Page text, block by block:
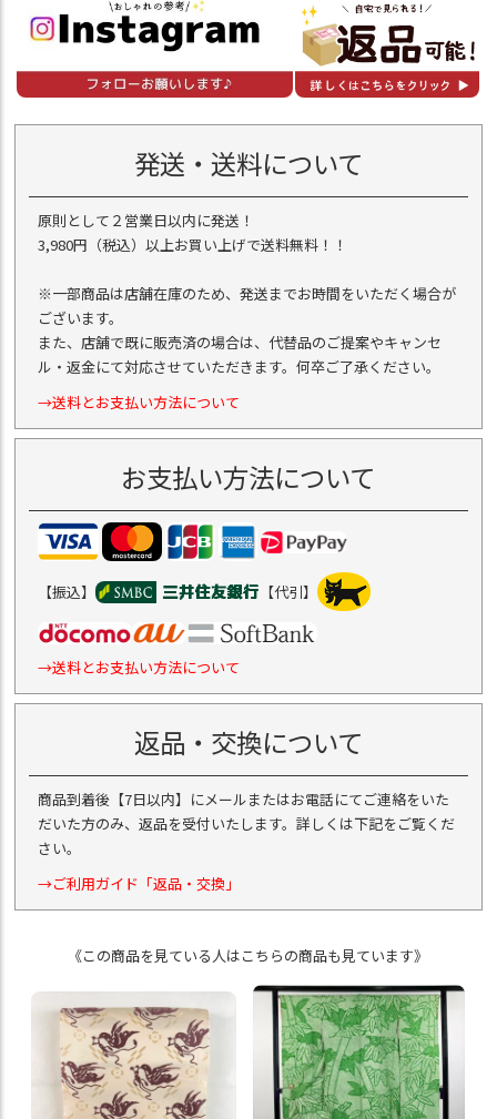
発送・送料について
原則として２営業日以内に発送！
3,980円（税込）以上お買い上げで送料無料！！
※一部商品は店舗在庫のため、発送までお時間をいただく場合が
ございます。
また、店舗で既に販売済の場合は、代替品のご提案やキャンセ
ル・返金にて対応させていただきます。何卒ご了承ください。
→送料とお支払い方法について
お支払い方法について
【振込】 【代引】
→送料とお支払い方法について
返品・交換について
商品到着後【7日以内】にメールまたはお電話にてご連絡をいた
だいた方のみ、返品を受付いたします。詳しくは下記をご覧くだ
さい。
→ご利用ガイド「返品・交換」
《この商品を見ている人はこちらの商品も見ています》